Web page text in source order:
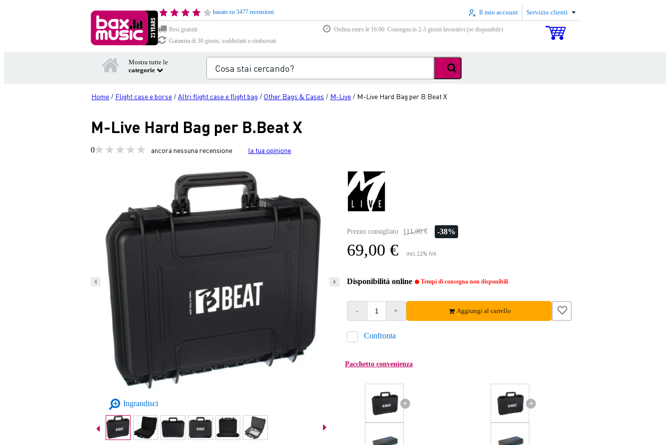
basato su 3477 recensioni Il mio account Servizio clienti
Resi gratuiti
Ordina entro le 16:00: Consegna in 2-3 giorni lavorativi (se disponibile)
Garanzia di 30 giorni, soddisfatti o rimborsati
Mostra tutte le
categorie
Home / Flight case e borse /Altri flight case e flight bag / Other Bags & Cases / M-Live / M-Live Hard Bag per B.Beat X
M-Live Hard Bag per B.Beat X
0 ancora nessuna recensione la tua opinione
Ingrandisci
Prezzo consigliato 111,00 € -38%
69,00 € incl. 22% IVA
Disponibilità online Tempi di consegna non disponibili
- + Aggiungi al carrello
Confronta
Pacchetto convenienza
+ +